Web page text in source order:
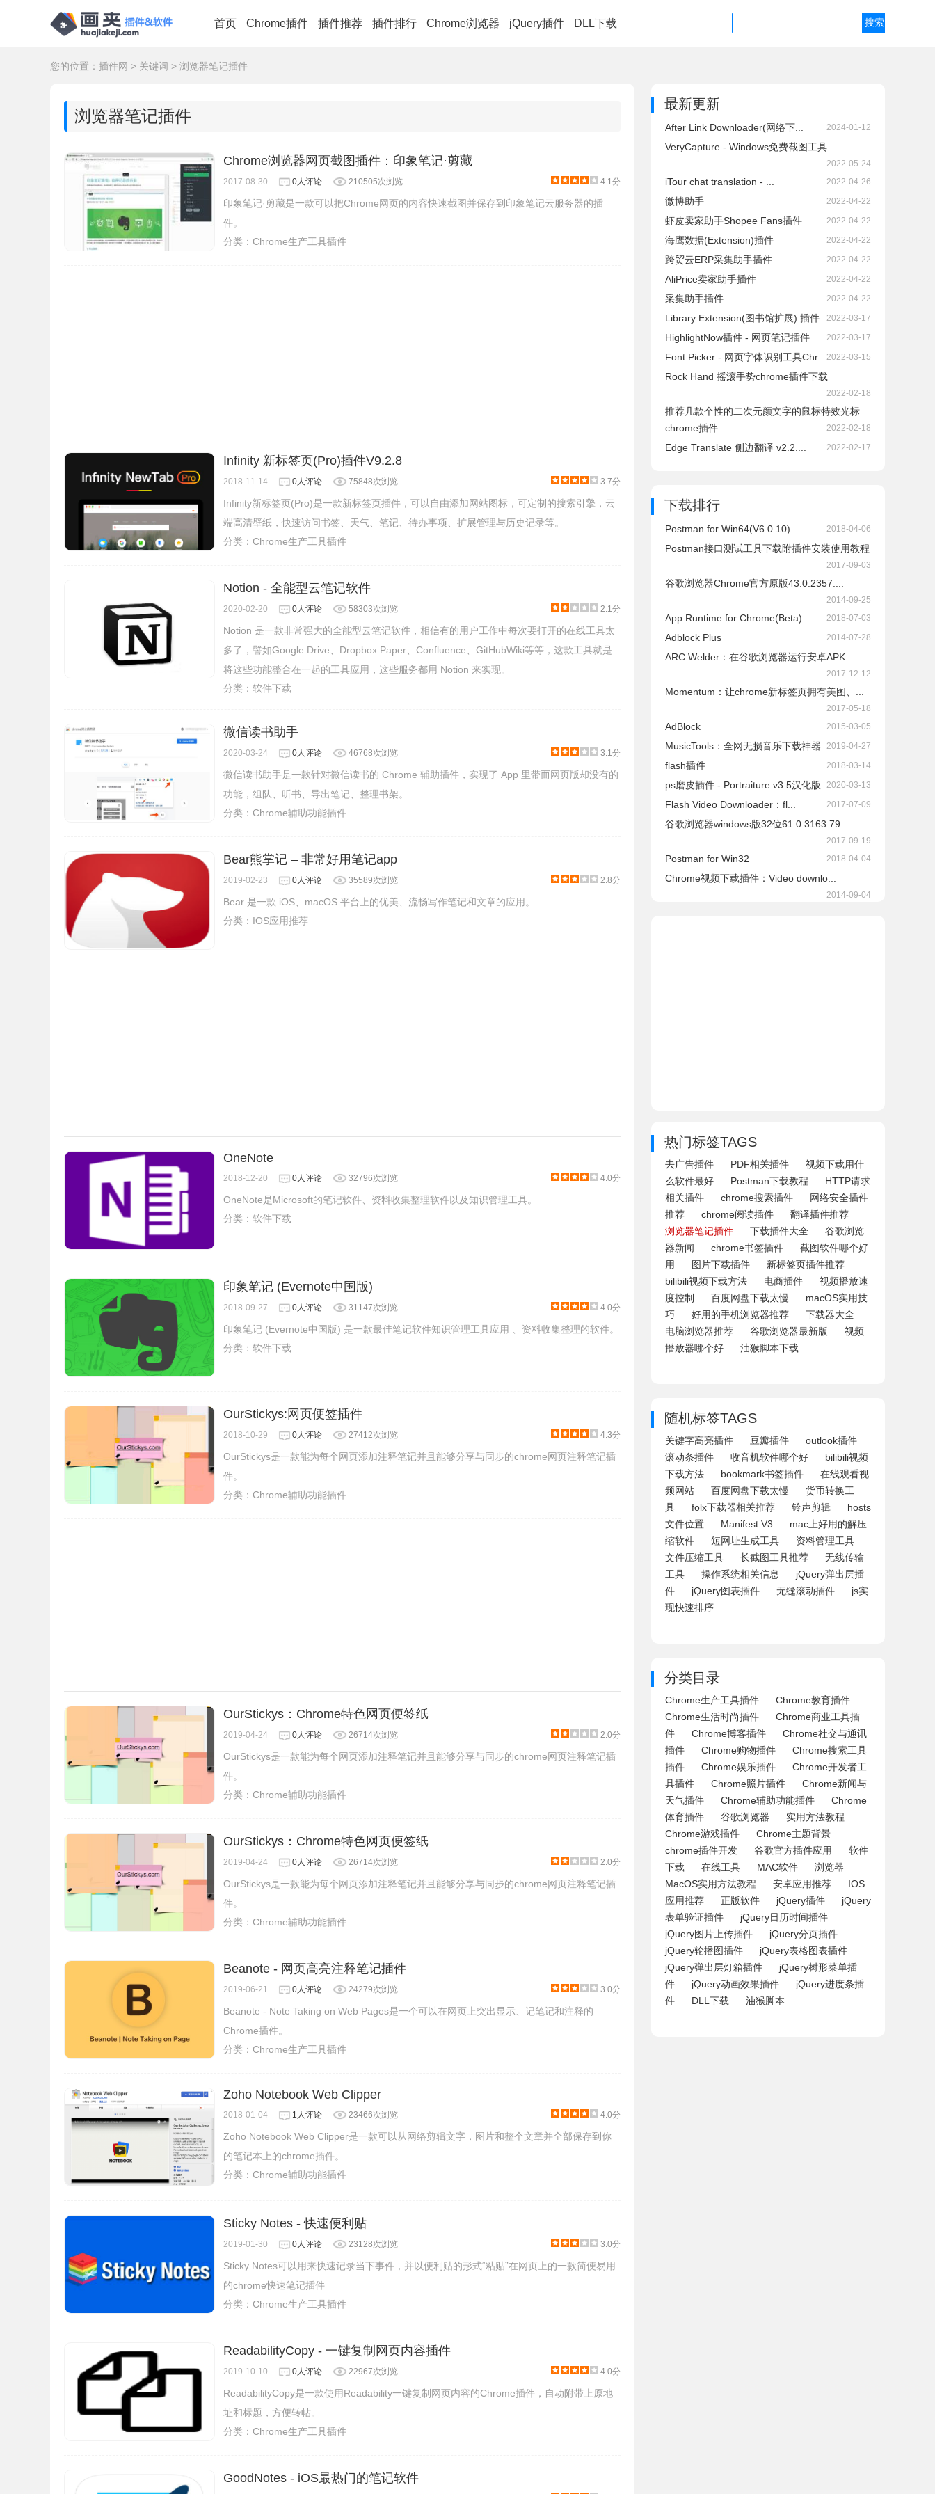
首页 Chrome插件 插件推荐 插件排行 Chrome浏览器 jQuery插件 DLL下载
您的位置： 插件网 > 关键词 > 浏览器笔记插件
浏览器笔记插件
Chrome浏览器网页截图插件：印象笔记·剪藏
2017-08-30 0人评论 210505次浏览 4.1分
印象笔记·剪藏是一款可以把Chrome网页的内容快速截图并保存到印象笔记云服务器的插
件。
分类： Chrome生产工具插件
Infinity 新标签页(Pro)插件V9.2.8
2018-11-14 0人评论 75848次浏览 3.7分
Infinity新标签页(Pro)是一款新标签页插件，可以自由添加网站图标，可定制的搜索引擎，云
端高清壁纸，快速访问书签、天气、笔记、待办事项、扩展管理与历史记录等。
分类： Chrome生产工具插件
Notion - 全能型云笔记软件
2020-02-20 0人评论 58303次浏览 2.1分
Notion 是一款非常强大的全能型云笔记软件，相信有的用户工作中每次要打开的在线工具太
多了，譬如Google Drive、Dropbox Paper、Confluence、GitHubWiki等等，这款工具就是
将这些功能整合在一起的工具应用，这些服务都用 Notion 来实现。
分类： 软件下载
微信读书助手
2020-03-24 0人评论 46768次浏览 3.1分
微信读书助手是一款针对微信读书的 Chrome 辅助插件，实现了 App 里带而网页版却没有的
功能，组队、听书、导出笔记、整理书架。
分类： Chrome辅助功能插件
Bear熊掌记 – 非常好用笔记app
2019-02-23 0人评论 35589次浏览 2.8分
Bear 是一款 iOS、macOS 平台上的优美、流畅写作笔记和文章的应用。
分类： IOS应用推荐
OneNote
2018-12-20 0人评论 32796次浏览 4.0分
OneNote是Microsoft的笔记软件、资料收集整理软件以及知识管理工具。
分类： 软件下载
印象笔记 (Evernote中国版)
2018-09-27 0人评论 31147次浏览 4.0分
印象笔记 (Evernote中国版) 是一款最佳笔记软件知识管理工具应用 、资料收集整理的软件。
分类： 软件下载
OurStickys:网页便签插件
2018-10-29 0人评论 27412次浏览 4.3分
OurStickys是一款能为每个网页添加注释笔记并且能够分享与同步的chrome网页注释笔记插
件。
分类： Chrome辅助功能插件
OurStickys：Chrome特色网页便签纸
2019-04-24 0人评论 26714次浏览 2.0分
OurStickys是一款能为每个网页添加注释笔记并且能够分享与同步的chrome网页注释笔记插
件。
分类： Chrome辅助功能插件
OurStickys：Chrome特色网页便签纸
2019-04-24 0人评论 26714次浏览 2.0分
OurStickys是一款能为每个网页添加注释笔记并且能够分享与同步的chrome网页注释笔记插
件。
分类： Chrome辅助功能插件
Beanote - 网页高亮注释笔记插件
2019-06-21 0人评论 24279次浏览 3.0分
Beanote - Note Taking on Web Pages是一个可以在网页上突出显示、记笔记和注释的
Chrome插件。
分类： Chrome生产工具插件
Zoho Notebook Web Clipper
2018-01-04 1人评论 23466次浏览 4.0分
Zoho Notebook Web Clipper是一款可以从网络剪辑文字，图片和整个文章并全部保存到你
的笔记本上的chrome插件。
分类： Chrome辅助功能插件
Sticky Notes - 快速便利贴
2019-01-30 0人评论 23128次浏览 3.0分
Sticky Notes可以用来快速记录当下事件，并以便利贴的形式“粘贴”在网页上的一款简便易用
的chrome快速笔记插件
分类： Chrome生产工具插件
ReadabilityCopy - 一键复制网页内容插件
2019-10-10 0人评论 22967次浏览 4.0分
ReadabilityCopy是一款使用Readability一键复制网页内容的Chrome插件，自动附带上原地
址和标题，方便转帖。
分类： Chrome生产工具插件
GoodNotes - iOS最热门的笔记软件
最新更新
After Link Downloader(网络下... 2024-01-12
VeryCapture - Windows免费截图工具
2022-05-24
iTour chat translation - ... 2022-04-26
微博助手 2022-04-22
虾皮卖家助手Shopee Fans插件 2022-04-22
海鹰数据(Extension)插件 2022-04-22
跨贸云ERP采集助手插件 2022-04-22
AliPrice卖家助手插件 2022-04-22
采集助手插件 2022-04-22
Library Extension(图书馆扩展) 插件 2022-03-17
HighlightNow插件 - 网页笔记插件 2022-03-17
Font Picker - 网页字体识别工具Chr... 2022-03-15
Rock Hand 摇滚手势chrome插件下载
2022-02-18
推荐几款个性的二次元颜文字的鼠标特效光标
chrome插件
2022-02-18
Edge Translate 侧边翻译 v2.2.... 2022-02-17
下载排行
Postman for Win64(V6.0.10) 2018-04-06
Postman接口测试工具下载附插件安装使用教程
2017-09-03
谷歌浏览器Chrome官方原版43.0.2357....
2014-09-25
App Runtime for Chrome(Beta) 2018-07-03
Adblock Plus 2014-07-28
ARC Welder：在谷歌浏览器运行安卓APK
2017-12-12
Momentum：让chrome新标签页拥有美图、...
2017-05-18
AdBlock 2015-03-05
​MusicTools：全网无损音乐下载神器 2019-04-27
flash插件 2018-03-14
ps磨皮插件 - Portraiture v3.5汉化版 2020-03-13
Flash Video Downloader：fl... 2017-07-09
谷歌浏览器windows版32位61.0.3163.79
2017-09-19
Postman for Win32 2018-04-04
Chrome视频下载插件：Video downlo...
2014-09-04
热门标签TAGS
去广告插件 PDF相关插件
视频下载用什
么软件最好
Postman下载教程
HTTP请求
相关插件
chrome搜索插件
网络安全插件
推荐
chrome阅读插件
翻译插件推荐
浏览器笔记插件
下载插件大全
谷歌浏览
器新闻
chrome书签插件
截图软件哪个好
用
图片下载插件
新标签页插件推荐
bilibili视频下载方法
电商插件
视频播放速
度控制
百度网盘下载太慢
macOS实用技
巧
好用的手机浏览器推荐
下载器大全
电脑浏览器推荐
谷歌浏览器最新版
视频
播放器哪个好
油猴脚本下载
随机标签TAGS
关键字高亮插件 豆瓣插件
outlook插件
滚动条插件
收音机软件哪个好
bilibili视频
下载方法
bookmark书签插件
在线观看视
频网站
百度网盘下载太慢
货币转换工
具
folx下载器相关推荐 铃声剪辑
hosts
文件位置
Manifest V3
mac上好用的解压
缩软件
短网址生成工具
资料管理工具
文件压缩工具
长截图工具推荐
无线传输
工具
操作系统相关信息
jQuery弹出层插
件
jQuery图表插件 无缝滚动插件
js实
现快速排序
分类目录
Chrome生产工具插件
Chrome教育插件
Chrome生活时尚插件
Chrome商业工具插
件
Chrome博客插件
Chrome社交与通讯
插件
Chrome购物插件
Chrome搜索工具
插件
Chrome娱乐插件
Chrome开发者工
具插件
Chrome照片插件
Chrome新闻与
天气插件
Chrome辅助功能插件
Chrome
体育插件
谷歌浏览器
实用方法教程
Chrome游戏插件
Chrome主题背景
chrome插件开发
谷歌官方插件应用
软件
下载
在线工具 MAC软件
浏览器
MacOS实用方法教程
安卓应用推荐
IOS
应用推荐
正版软件 jQuery插件
jQuery
表单验证插件
jQuery日历时间插件
jQuery图片上传插件
jQuery分页插件
jQuery轮播图插件
jQuery表格图表插件
jQuery弹出层灯箱插件
jQuery树形菜单插
件
jQuery动画效果插件
jQuery进度条插
件
DLL下载 油猴脚本